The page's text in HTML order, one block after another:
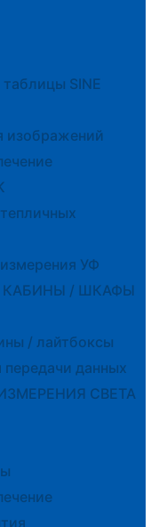
SINE
изображений
УФ
КАБИНЫ / ШКАФЫ
/ лайтбоксы
данных
СВЕТА